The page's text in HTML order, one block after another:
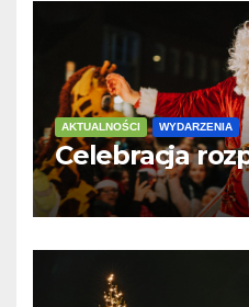
AKTUALNOŚCI WYDARZENIA
Celebracja